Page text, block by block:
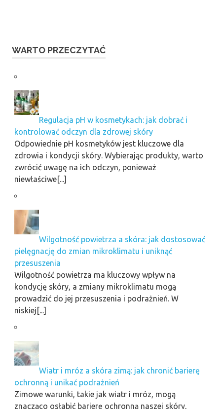
WARTO PRZECZYTAĆ
Regulacja pH w kosmetykach: jak dobrać i
kontrolować odczyn dla zdrowej skóry
Odpowiednie pH kosmetyków jest kluczowe dla
zdrowia i kondycji skóry. Wybierając produkty, warto
zwrócić uwagę na ich odczyn, ponieważ
niewłaściwe[...]
Wilgotność powietrza a skóra: jak dostosować
pielęgnację do zmian mikroklimatu i uniknąć
przesuszenia
Wilgotność powietrza ma kluczowy wpływ na
kondycję skóry, a zmiany mikroklimatu mogą
prowadzić do jej przesuszenia i podrażnień. W
niskiej[...]
Wiatr i mróz a skóra zimą: jak chronić barierę
ochronną i unikać podrażnień
Zimowe warunki, takie jak wiatr i mróz, mogą
znacząco osłabić barierę ochronną naszej skóry,